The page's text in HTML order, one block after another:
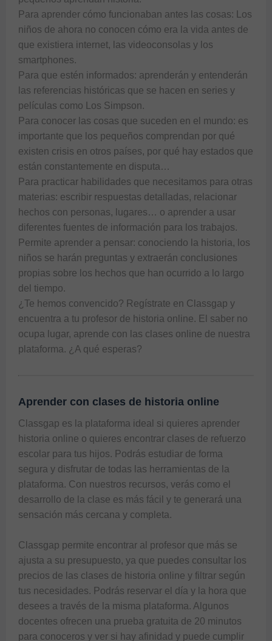
Para aprender cómo funcionaban antes las cosas: Los
niños de ahora no conocen cómo era la vida antes de
que existiera internet, las videoconsolas y los
smartphones.
Para que estén informados: aprenderán y entenderán
las referencias históricas que se hacen en series y
películas como Los Simpson.
Para conocer las cosas que suceden en el mundo: es
importante que los pequeños comprendan por qué
existen crisis en otros países, por qué hay estados que
están constantemente en disputa…
Para practicar habilidades que necesitamos para otras
materias: escribir respuestas detalladas, relacionar
hechos con personas, lugares… o aprender a usar
diferentes fuentes de información para los trabajos.
Permite aprender a pensar: conociendo la historia, los
niños se harán preguntas y extraerán conclusiones
propias sobre los hechos que han ocurrido a lo largo
del tiempo.
¿Te hemos convencido? Regístrate en Classgap y
encuentra a tu profesor de historia online. El saber no
ocupa lugar, aprende con las clases online de nuestra
plataforma. ¿A qué esperas?
Aprender con clases de historia online
Classgap es la plataforma ideal si quieres aprender
historia online o quieres encontrar clases de refuerzo
escolar para tus hijos. Podrás estudiar de forma
segura y disfrutar de todas las herramientas de la
plataforma. Con nuestros recursos, verás como el
desarrollo de la clase es más fácil y te generará una
sensación más cercana y completa.
Classgap permite encontrar al profesor que más se
ajusta a su presupuesto, ya que puedes consultar los
precios de las clases de historia online y filtrar según
tus necesidades. Podrás reservar el día y la hora que
desees a través de la misma plataforma. Algunos
docentes ofrecen una prueba gratuita de 20 minutos
para conoceros y ver si hay afinidad y puede cumplir